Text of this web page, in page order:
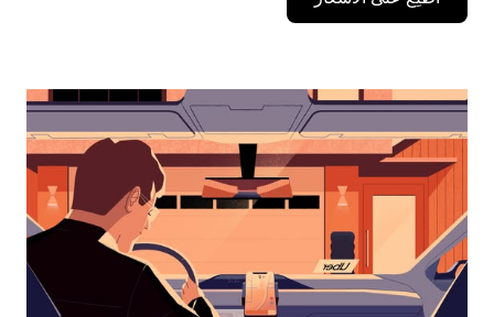
على
مفتاح
للأسفل
لاستخدام
التقويم
التاريخ.
اضغط
على
زر
الخروج
لإغلاق
التقويم.